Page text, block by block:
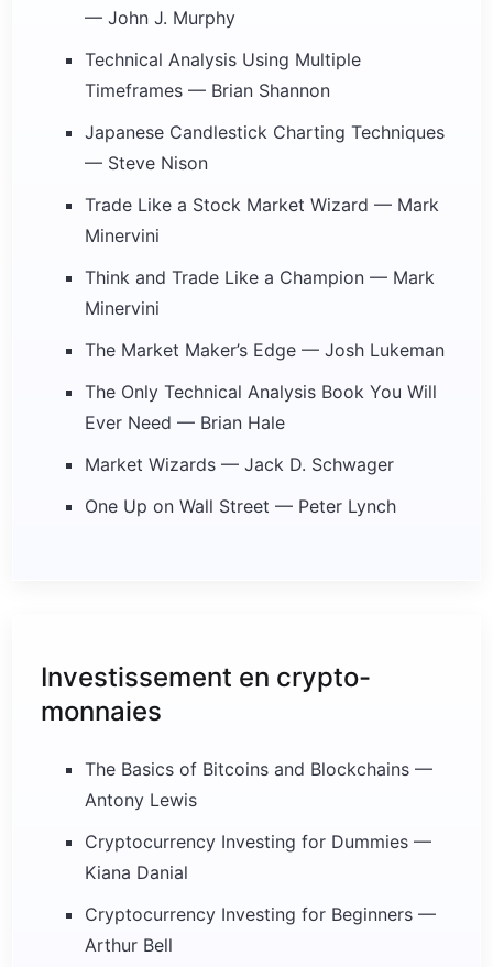
— John J. Murphy
Technical Analysis Using Multiple
Timeframes — Brian Shannon
Japanese Candlestick Charting Techniques
— Steve Nison
Trade Like a Stock Market Wizard — Mark
Minervini
Think and Trade Like a Champion — Mark
Minervini
The Market Maker’s Edge — Josh Lukeman
The Only Technical Analysis Book You Will
Ever Need — Brian Hale
Market Wizards — Jack D. Schwager
One Up on Wall Street — Peter Lynch
Investissement en crypto-
monnaies
The Basics of Bitcoins and Blockchains —
Antony Lewis
Cryptocurrency Investing for Dummies —
Kiana Danial
Cryptocurrency Investing for Beginners —
Arthur Bell